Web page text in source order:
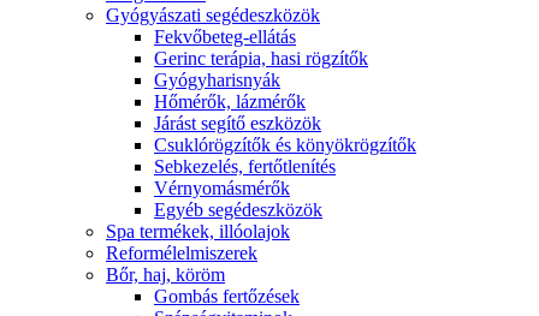
Gyógyászati segédeszközök
Fekvőbeteg-ellátás
Gerinc terápia, hasi rögzítők
Gyógyharisnyák
Hőmérők, lázmérők
Járást segítő eszközök
Csuklórögzítők és könyökrögzítők
Sebkezelés, fertőtlenítés
Vérnyomásmérők
Egyéb segédeszközök
Spa termékek, illóolajok
Reformélelmiszerek
Bőr, haj, köröm
Gombás fertőzések